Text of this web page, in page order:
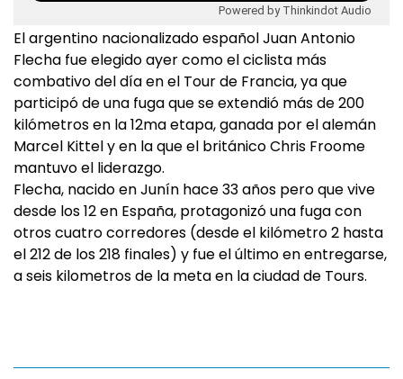
Powered by Thinkindot Audio
El argentino nacionalizado español Juan Antonio
Flecha fue elegido ayer como el ciclista más
combativo del día en el Tour de Francia, ya que
participó de una fuga que se extendió más de 200
kilómetros en la 12ma etapa, ganada por el alemán
Marcel Kittel y en la que el británico Chris Froome
mantuvo el liderazgo.
Flecha, nacido en Junín hace 33 años pero que vive
desde los 12 en España, protagonizó una fuga con
otros cuatro corredores (desde el kilómetro 2 hasta
el 212 de los 218 finales) y fue el último en entregarse,
a seis kilometros de la meta en la ciudad de Tours.